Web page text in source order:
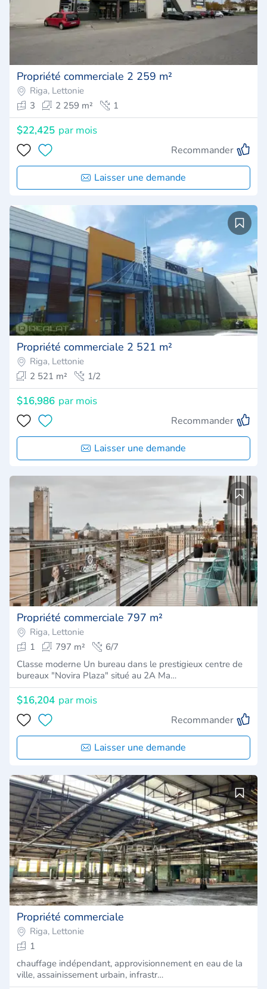
Propriété commerciale 2 259 m²
Riga, Lettonie
3
2 259 m² 1
$22,425 par mois
Recommander
Laisser une demande
Propriété commerciale 2 521 m²
Riga, Lettonie
2 521 m²
1/2
$16,986 par mois
Recommander
Laisser une demande
Propriété commerciale 797 m²
Riga, Lettonie
1
797 m²
6/7
Classe moderne Un bureau dans le prestigieux centre de
bureaux "Novira Plaza" situé au 2A Ma…
$16,204 par mois
Recommander
Laisser une demande
Propriété commerciale
Riga, Lettonie
1
chauffage indépendant, approvisionnement en eau de la
ville, assainissement urbain, infrastr…